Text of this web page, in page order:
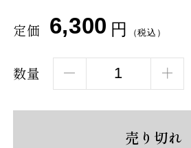
定価 6,300 円 （税込）
数量
売り切れ